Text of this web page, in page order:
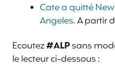
Cate a quitté
Angeles.A partir
Ecoutez#ALPsans
le lecteur ci-dessous :